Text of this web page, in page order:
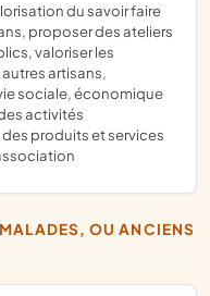
proposer des ateliers
valoriser les
artisans,
sociale, économique
activités
produits et services